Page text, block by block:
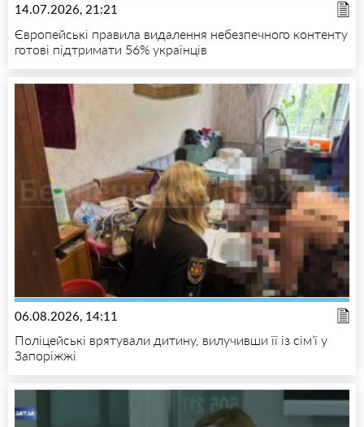
14.07.2026, 21:21
Європейські правила видалення небезпечного контенту
готові підтримати 56% українців
06.08.2026, 14:11
Поліцейські врятували дитину, вилучивши її із сім’ї у
Запоріжжі